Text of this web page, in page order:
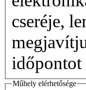
cseréje,
megjavítjuk! Küld át a hibás és típust, a
időpontot
Műhely elérhetősége